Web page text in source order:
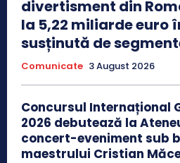
divertisment din
la 5,22 miliarde euro
susținută de
Comunicate 3 August 2026
Concursul Internațional
2026 debutează la
concert-eveniment sub
maestrului Cristian